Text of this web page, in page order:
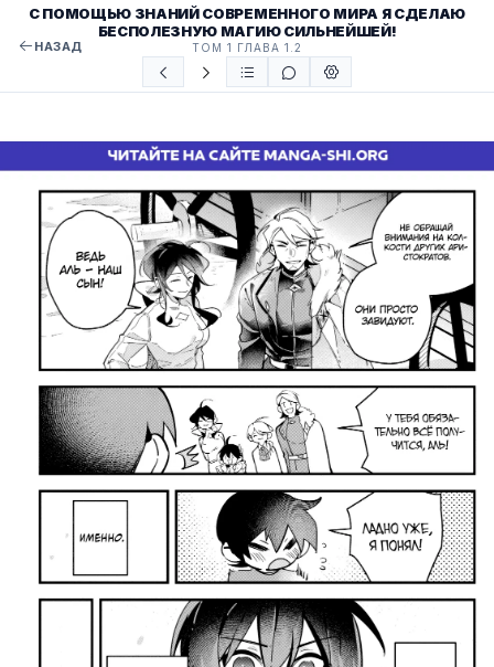
НАЗАД
С ПОМОЩЬЮ ЗНАНИЙ СОВРЕМЕННОГО МИРА Я СДЕЛАЮ
БЕСПОЛЕЗНУЮ МАГИЮ СИЛЬНЕЙШЕЙ!
ТОМ 1 ГЛАВА 1.2